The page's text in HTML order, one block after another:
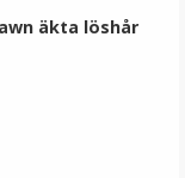
- Svart
äkta löshår